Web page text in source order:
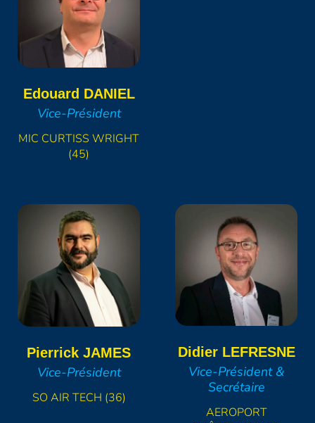
Edouard DANIEL
Vice-Président
MIC CURTISS WRIGHT
(45)
Pierrick JAMES
Vice-Président
SO AIR TECH (36)
DidierLEFRESNE
Vice-Président &
Secrétaire
AEROPORT